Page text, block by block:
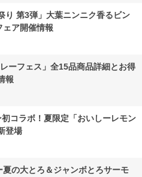
り 第3弾」大葉ニンニク香るビン
ア開催情報
ーフェス」全15品商品詳細とお得
報
コラボ！夏限定「おいしーレモン
登場
の大とろ＆ジャンボとろサーモ